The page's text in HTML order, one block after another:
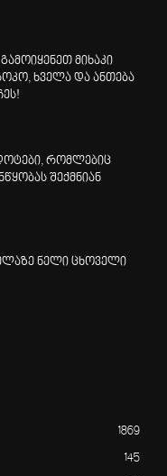
მიხაკი
ხველა და ანთება
რომლებიც
შექმნიან
ნელი ცხოველი
1869
145